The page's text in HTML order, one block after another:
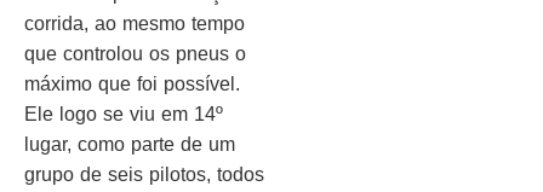
corrida, ao mesmo tempo
que controlou os pneus o
máximo que foi possível.
Ele logo se viu em 14º
lugar, como parte de um
grupo de seis pilotos, todos